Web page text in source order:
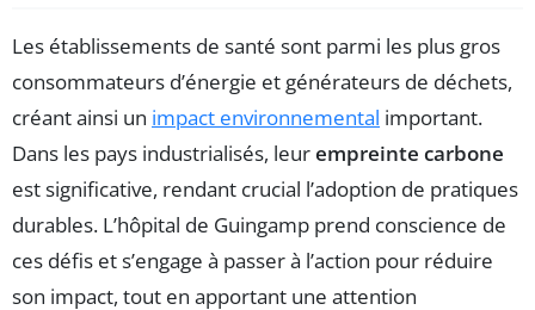
Les établissements de santé sont parmi les plus gros
consommateurs d’énergie et générateurs de déchets,
créant ainsi un impact environnemental important.
Dans les pays industrialisés, leurempreinte carbone
est significative, rendant crucial l’adoption de pratiques
durables. L’hôpital de Guingamp prend conscience de
ces défis et s’engage à passer à l’action pour réduire
son impact, tout en apportant une attention